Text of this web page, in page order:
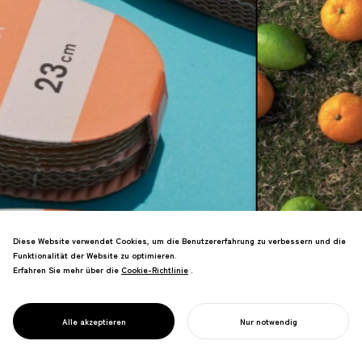
VERPACKUNGSDESIGN
Verpackung ist der erste
und dem Kunden—einer der wichtigsten
Touchpoints im B2C-Geschäft.
Diese Website verwendet Cookies, um die Benutzererfahrung zu verbessern und die
Funktionalität der Website zu optimieren.
Erfahren Sie mehr über die Cookie-Richtlinie
Cookie-Richtlinie .
Alle akzeptieren Nur notwendig